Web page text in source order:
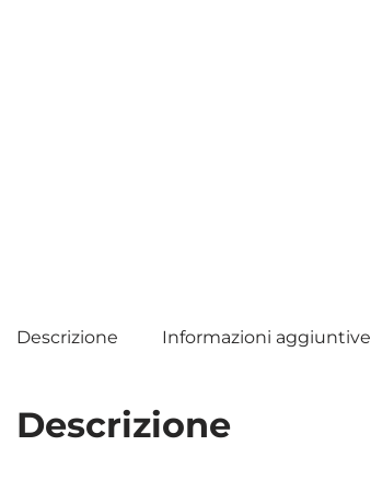
Descrizione Informazioni aggiuntive
Descrizione